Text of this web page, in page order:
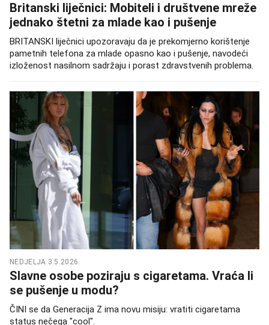
Britanski liječnici: Mobiteli i društvene mreže
jednako štetni za mlade kao i pušenje
BRITANSKI liječnici upozoravaju da je prekomjerno korištenje
pametnih telefona za mlade opasno kao i pušenje, navodeći
izloženost nasilnom sadržaju i porast zdravstvenih problema.
NEDJELJA 3.5.2026.
Slavne osobe poziraju s cigaretama. Vraća li
se pušenje u modu?
ČINI se da Generacija Z ima novu misiju: vratiti cigaretama
status nečega "cool".